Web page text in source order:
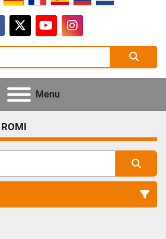
twitteryoutubeinstagram
Menu
ROMI